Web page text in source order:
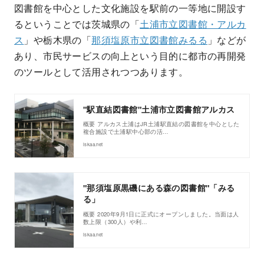
図書館を中心とした文化施設を駅前の一等地に開設す
るということでは茨城県の「土浦市立図書館・アルカ
ス 」や栃木県の「那須塩原市立図書館みるる 」などが
あり、市民サービスの向上という目的に都市の再開発
のツールとして活用されつつあります。
"駅直結図書館"土浦市立図書館アルカス
概要 アルカス土浦はJR土浦駅直結の図書館を中心とした
複合施設で土浦駅中心部の活…
iskaa.net
"那須塩原黒磯にある森の図書館"「みる
る」
概要 2020年9月1日に正式にオープンしました。当面は人
数上限（300人）や利…
iskaa.net